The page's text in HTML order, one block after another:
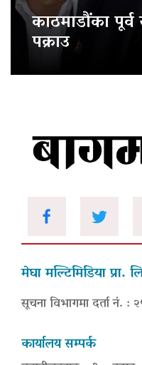
काठमाडौंका
पक्राउ
मेघा मल्टिमिडिया प्रा.
सूचना विभागमा दर्ता नं.
कार्यालय सम्पर्क